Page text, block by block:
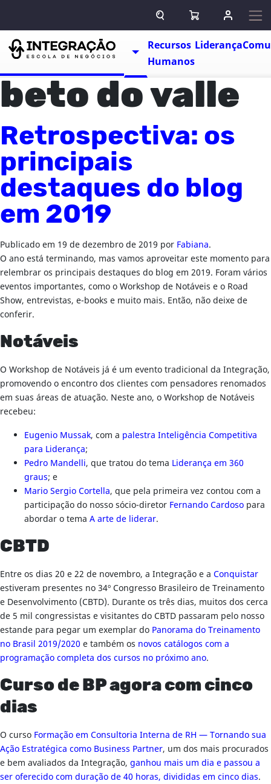
ABRIR CAMPO DE BUSCA
ABRIR CARRINHO
ENTRAR
Escolas
TOGGLE DROPDOWN
Recursos
Humanos
Liderança
beto do valle
Retrospectiva: os
principais
destaques do blog
em 2019
Publicado em 19 de dezembro de 2019 por Fabiana.
O ano está terminando, mas vamos aproveitar este momento para
relembrar os principais destaques do blog em 2019. Foram vários
eventos importantes, como o Workshop de Notáveis e o Road
Show, entrevistas, e-books e muito mais. Então, não deixe de
conferir.
Notáveis
O Workshop de Notáveis já é um evento tradicional da Integração,
promovendo o encontro dos clientes com pensadores renomados
em suas áreas de atuação. Neste ano, o Workshop de Notáveis
recebeu:
Eugenio Mussak, com a palestra Inteligência Competitiva
para Liderança;
Pedro Mandelli, que tratou do tema Liderança em 360
graus; e
Mario Sergio Cortella, que pela primeira vez contou com a
participação do nosso sócio-diretor Fernando Cardoso para
abordar o tema A arte de liderar.
CBTD
Entre os dias 20 e 22 de novembro, a Integração e a Conquistar
estiveram presentes no 34º Congresso Brasileiro de Treinamento
e Desenvolvimento (CBTD). Durante os três dias, muitos dos cerca
de 5 mil congressistas e visitantes do CBTD passaram pelo nosso
estande para pegar um exemplar do Panorama do Treinamento
no Brasil 2019/2020 e também os novos catálogos com a
programação completa dos cursos no próximo ano.
Curso de BP agora com cinco
dias
O curso Formação em Consultoria Interna de RH — Tornando sua
Ação Estratégica como Business Partner, um dos mais procurados
e bem avaliados da Integração, ganhou mais um dia e passou a
ser oferecido com duração de 40 horas, divididas em cinco dias.